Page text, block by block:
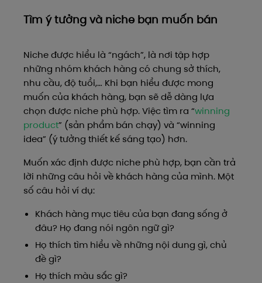
Tìm ý tưởng và niche bạn muốn bán
Niche được hiểu là “ngách”, là nơi tập hợp
những nhóm khách hàng có chung sở thích,
nhu cầu, độ tuổi,… Khi bạn hiểu được mong
muốn của khách hàng, bạn sẽ dễ dàng lựa
chọn được niche phù hợp. Việc tìm ra “winning
product” (sản phẩm bán chạy) và “winning
idea” (ý tưởng thiết kế sáng tạo) hơn.
Muốn xác định được niche phù hợp, bạn cần trả
lời những câu hỏi về khách hàng của mình. Một
số câu hỏi ví dụ:
Khách hàng mục tiêu của bạn đang sống ở
đâu? Họ đang nói ngôn ngữ gì?
Họ thích tìm hiểu về những nội dung gì, chủ
đề gì?
Họ thích màu sắc gì?